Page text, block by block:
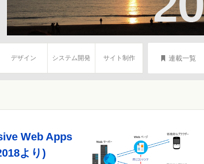
石井宏治
グーグル
高津戸壮
株式会社ピクセルグリッド
花谷拓磨
デザイン システム開発 サイト制作 連載一覧
Web Apps
より)